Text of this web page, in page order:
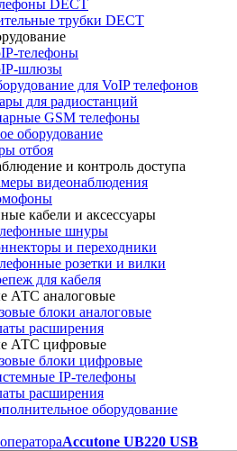
DECT
трубки DECT
телефоны
шлюзы
для VoIP телефонов
для радиостанций
GSM телефоны
оборудование
отбоя
и контроль доступа
видеонаблюдения
кабели и аксессуары
шнуры
и переходники
розетки и вилки
для кабеля
АТС аналоговые
блоки аналоговые
расширения
АТС цифровые
блоки цифровые
IP-телефоны
расширения
оборудование
Accutone UB220 USB